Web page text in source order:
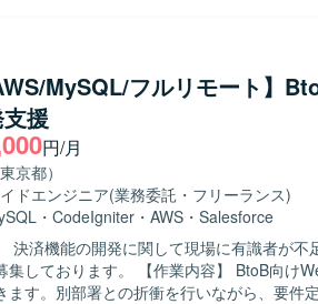
かせるプロジェクトです。
しながら主体的にリード
を求めております。関係部署との折衝を円
要件定義から運用保守まで一貫して責任感
新しい開発手法やAIコーディングツールの
工程から運用保守まで幅広い工程に関わる
決済機能開発のリードポジションとして裁
能強化に直接貢献できる環境であり、AI駆
図ることができます。 【開発環境】 PHP、CodeIgniter、AWS、
駆動開発)を用いた開発環境となって
MySQL/フルリモート】
援
円/月
京都）
ドエンジニア(業務委託・フリーランス)
・ CodeIgniter ・ AWS ・ Salesforce
決済機能の開発に関して現場に有識者が不
容】 BtoB向けWebサービスにおける決済機能開発をご
ます。別部署との折衝を行いながら、要件